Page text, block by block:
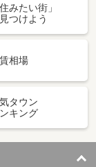
住みたい街」
つけよう
相場
タウン
キング